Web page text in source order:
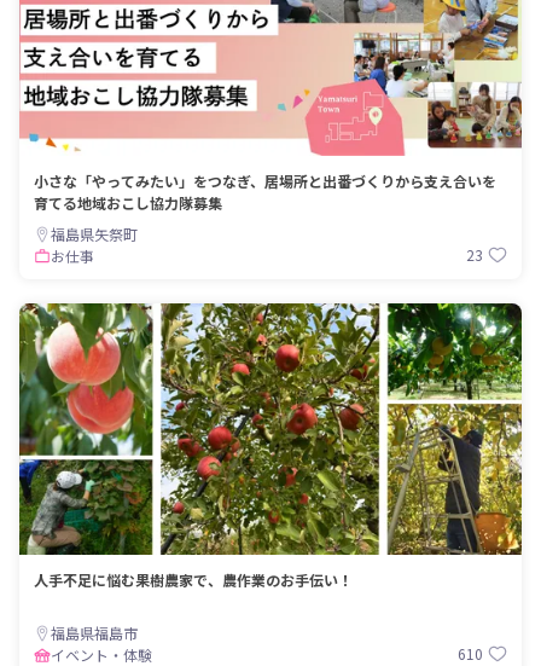
小さな「やってみたい」をつなぎ、居場所と出番づくりから支え合いを
育てる地域おこし協力隊募集
福島県矢祭町
お仕事
23
人手不足に悩む果樹農家で、農作業のお手伝い！
福島県福島市
イベント・体験
610